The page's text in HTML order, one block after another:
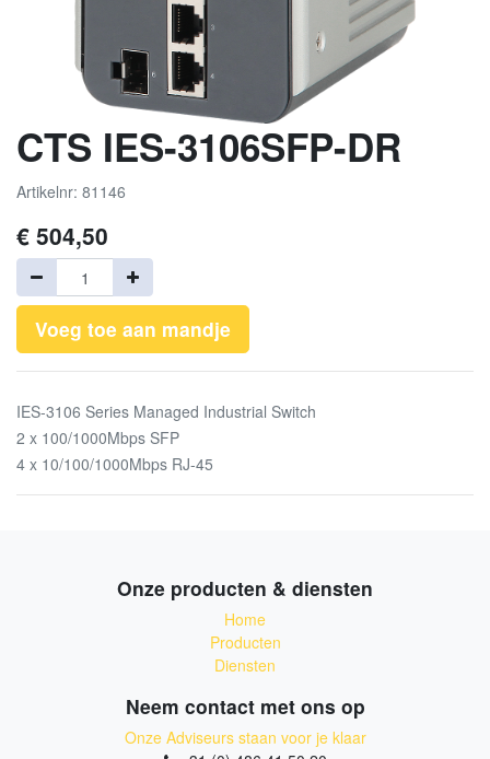
CTS IES-3106SFP-DR
Artikelnr: 81146
€ 504,50
Voeg toe aan mandje
IES-3106 Series Managed Industrial Switch
2 x 100/1000Mbps SFP
4 x 10/100/1000Mbps RJ-45
Onze producten & diensten
Home
Producten
Diensten
Neem contact met ons op
Onze Adviseurs staan voor je klaar